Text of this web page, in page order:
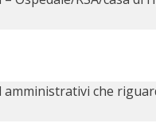
che